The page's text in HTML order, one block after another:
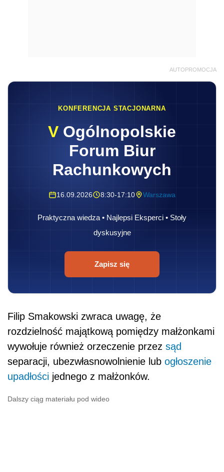
AUTOPROMOCJA
KONFERENCJA STACJONARNA
V Ogólnopolskie
Forum Biur
Rachunkowych
16.09.2026 8:30-17:10 Warszawa
Praktyczna wiedza • Najlepsi Eksperci • Stoły
dyskusyjne
Zapisz się
Filip Smakowski zwraca uwagę, że
rozdzielność majątkową pomiędzy małżonkami
wywołuje również orzeczenie przez sąd
separacji, ubezwłasnowolnienie lub ogłoszenie
upadłości jednego z małżonków.
Dalszy ciąg materiału pod wideo